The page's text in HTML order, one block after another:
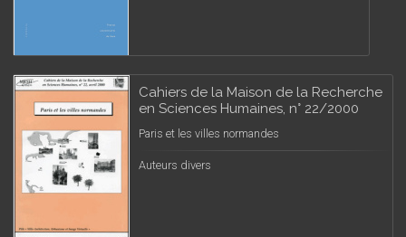
Cahiers de la Maison de la Recherche
en Sciences Humaines, n° 22/2000
Paris et les villes normandes
Auteurs divers